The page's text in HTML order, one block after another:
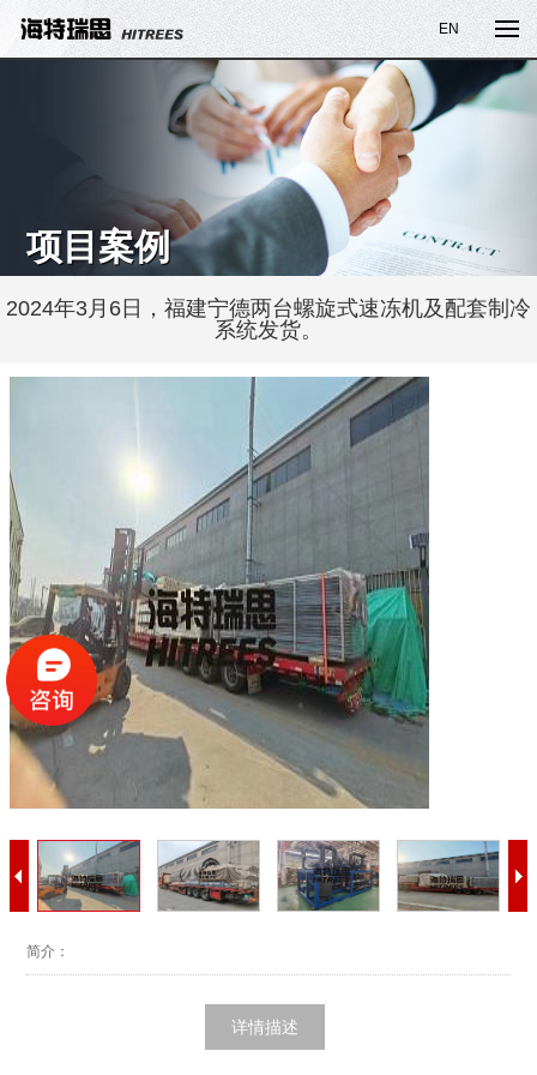
EN
项目案例
2024年3月6日，福建宁德两台螺旋式速冻机及配套制冷
系统发货。
简介：
详情描述